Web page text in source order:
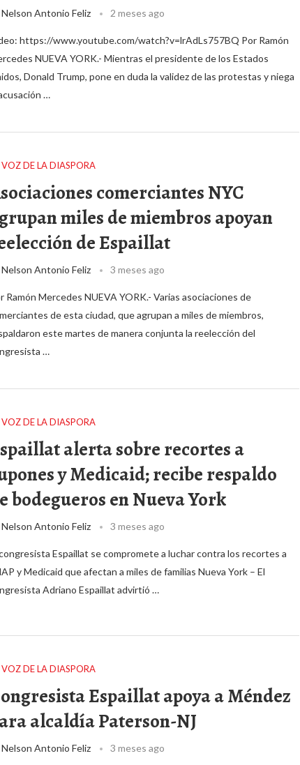
Nelson Antonio Feliz 2 meses ago
https://www.youtube.com/watch?v=lrAdLs757BQ Por Ramón
NUEVA YORK.- Mientras el presidente de los Estados
Donald Trump, pone en duda la validez de las protestas y niega
…
VOZ DE LA DIASPORA
comerciantes NYC
miles de miembros apoyan
de Espaillat
Nelson Antonio Feliz 3 meses ago
Ramón Mercedes NUEVA YORK.- Varias asociaciones de
de esta ciudad, que agrupan a miles de miembros,
este martes de manera conjunta la reelección del
…
VOZ DE LA DIASPORA
alerta sobre recortes a
y Medicaid; recibe respaldo
bodegueros en Nueva York
Nelson Antonio Feliz 3 meses ago
Espaillat se compromete a luchar contra los recortes a
y Medicaid que afectan a miles de familias Nueva York – El
Adriano Espaillat advirtió …
VOZ DE LA DIASPORA
Espaillat apoya a Méndez
alcaldía Paterson-NJ
Nelson Antonio Feliz 3 meses ago